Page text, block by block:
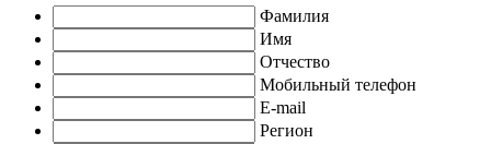
Фамилия
Имя
Отчество
Мобильный телефон
E-mail
Регион